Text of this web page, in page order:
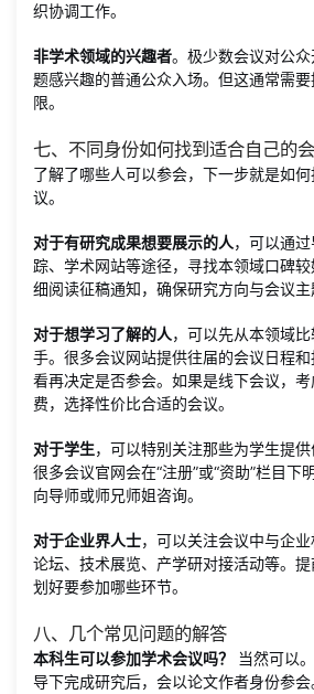
织协调工作。
非学术领域的兴趣者。极少数会议对公
题感兴趣的普通公众入场。但这通常需
限。
七、不同身份如何找到适合自己的
了解了哪些人可以参会，下一步就是如
议。
对于有研究成果想要展示的人，可以通
踪、学术网站等途径，寻找本领域口碑
细阅读征稿通知，确保研究方向与会议主
对于想学习了解的人，可以先从本领域
手。很多会议网站提供往届的会议日程
看再决定是否参会。如果是线下会议，
费，选择性价比合适的会议。
对于学生，可以特别关注那些为学生提供
很多会议官网会在“注册”或“资助”栏目下
向导师或师兄师姐咨询。
对于企业界人士，可以关注会议中与企
论坛、技术展览、产学研对接活动等。
划好要参加哪些环节。
八、几个常见问题的解答
本科生可以参加学术会议吗？
当然可以
导下完成研究后，会以论文作者身份参